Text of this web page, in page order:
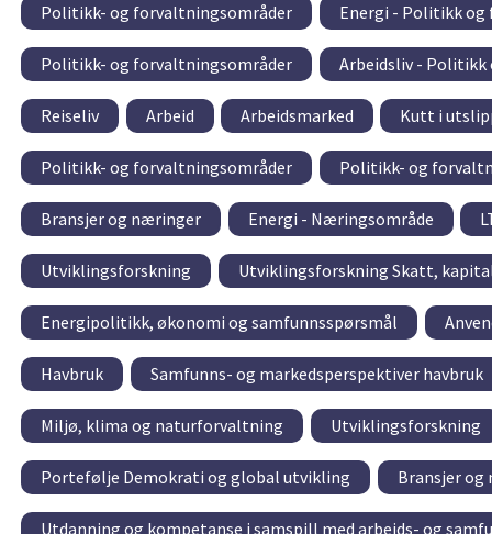
Politikk- og forvaltningsområder Energi - Politikk
Politikk- og forvaltningsområder Arbeidsliv -
Reiseliv Arbeid Arbeidsmarked Kutt i
Politikk- og forvaltningsområder Politikk- og
Bransjer og næringer Energi - Næringsområde
Utviklingsforskning Utviklingsforskning Skatt,
Energipolitikk, økonomi og samfunnsspørsmål
Havbruk Samfunns- og markedsperspektiver havbruk
Miljø, klima og naturforvaltning Utviklingsforskning
Portefølje Demokrati og global utvikling Bransjer
Utdanning og kompetanse i samspill med arbeids- og